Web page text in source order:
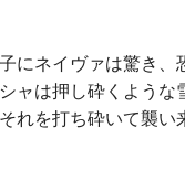
にネイヴァは驚き
ャは押し砕くよう
を打ち砕いて襲い